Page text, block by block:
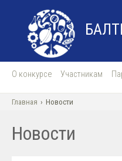
О конкурсе Участникам
Главная › Новости
Новости